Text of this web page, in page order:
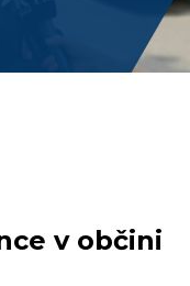
v občini